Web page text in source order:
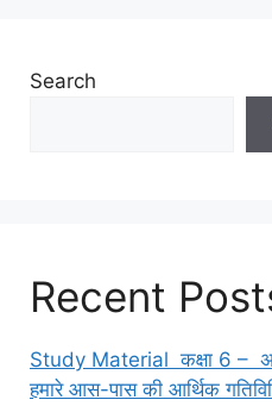
Search
Recent
Study Material कक्षा 6 –
हमारे आस-पास की आर्थिक